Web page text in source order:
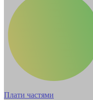
Плати частями